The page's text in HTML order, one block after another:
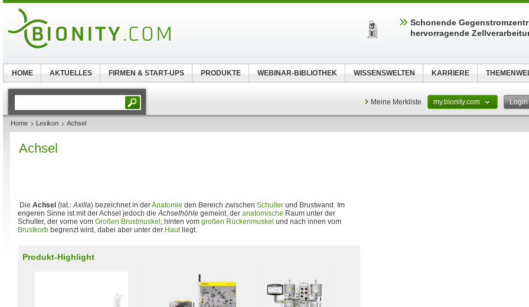
Meine Merkliste my.bionity.com Login
Home Lexikon Achsel
Achsel
Die Achsel (lat.:Axilla) bezeichnet in derAnatomie den Bereich zwischen Schulter und Brustwand. Im
engeren Sinne ist mit der Achsel jedoch dieAchselhöhle gemeint, der anatomische Raum unter der
Schulter, der vorne vom Großen Brustmuskel , hinten vom großen Rückenmuskel und nach innen vom
Brustkorb begrenzt wird, dabei aber unter der Hautliegt.
Produkt-Highlight
Schonende
hervorragende
HOME AKTUELLES FIRMEN & START-UPS PRODUKTE WEBINAR-BIBLIOTHEK WISSENSWELTEN KARRIERE